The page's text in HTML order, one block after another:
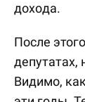
дохода.
После
депутатах,
Видимо,